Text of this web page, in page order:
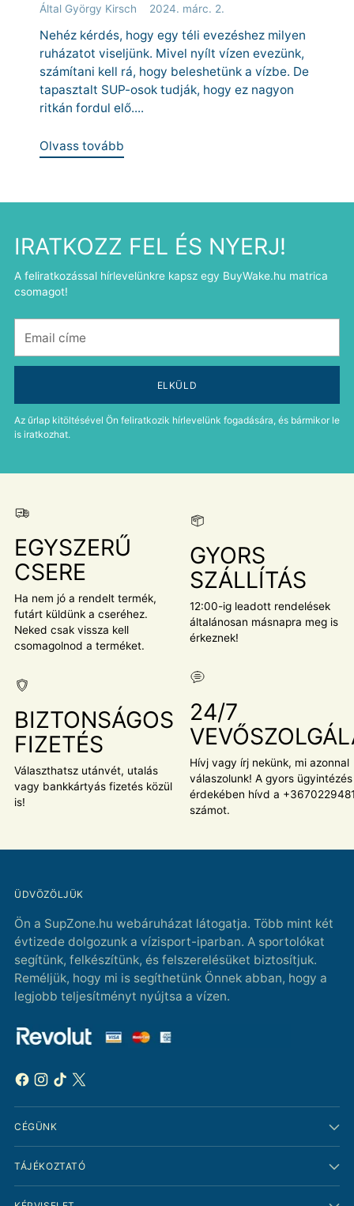
Által György Kirsch 2024. márc. 2.
Nehéz kérdés, hogy egy téli evezéshez milyen
ruházatot viseljünk. Mivel nyílt vízen evezünk,
számítani kell rá, hogy beleshetünk a vízbe. De
tapasztalt SUP-osok tudják, hogy ez nagyon
ritkán fordul elő....
Olvass tovább
IRATKOZZ FEL ÉS NYERJ!
A feliratkozással hírlevelünkre kapsz egy BuyWake.hu matrica
csomagot!
címe
ELKÜLD
Az űrlap kitöltésével Ön feliratkozik hírlevelünk fogadására, és bármikor le
is iratkozhat.
EGYSZERŰ
CSERE
Ha nem jó a rendelt termék,
futárt küldünk a cseréhez.
Neked csak vissza kell
csomagolnod a terméket.
GYORS
SZÁLLÍTÁS
12:00-ig leadott rendelések
általánosan másnapra meg is
érkeznek!
BIZTONSÁGOS
FIZETÉS
Választhatsz utánvét, utalás
vagy bankkártyás fizetés közül
is!
24/7
Hívj vagy írj nekünk, mi azonnal
válaszolunk! A gyors ügyintézés
érdekében hívd a
számot.
ÜDVÖZÖLJÜK
Ön a SupZone.hu webáruházat látogatja. Több mint két
évtizede dolgozunk a vízisport-iparban. A sportolókat
segítünk, felkészítünk, és felszerelésüket biztosítjuk.
Reméljük, hogy mi is segíthetünk Önnek abban, hogy a
legjobb teljesítményt nyújtsa a vízen.
CÉGÜNK
TÁJÉKOZTATÓ